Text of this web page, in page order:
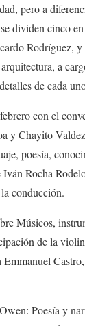
pero a
se dividen cinco
Rodríguez, y
a
de cada
con el
yChayito
poesía,
Rocha
conducción.
Músicos,
de la
Emmanuel
Owen: Poesía y